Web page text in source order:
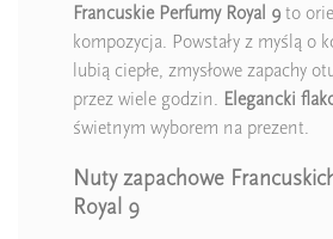
Francuskie Perfumy Royal 9 to
kompozycja. Powstały z myślą o
lubią ciepłe, zmysłowe zapachy
przez wiele godzin. Elegancki
świetnym wyborem na prezent.
Nuty zapachowe
Royal 9